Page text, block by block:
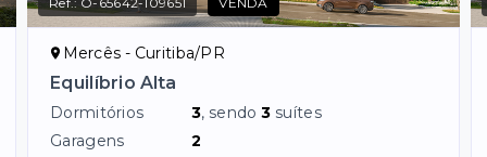
Mercês - Curitiba/PR
Equilíbrio Alta
Dormitórios 3, sendo3 suítes
Garagens
2